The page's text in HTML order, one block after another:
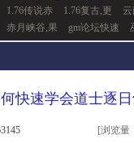
1.76传说赤 1.76复古,更
赤月峡谷,果 gm论坛快速
快速学会道士逐
[浏览量